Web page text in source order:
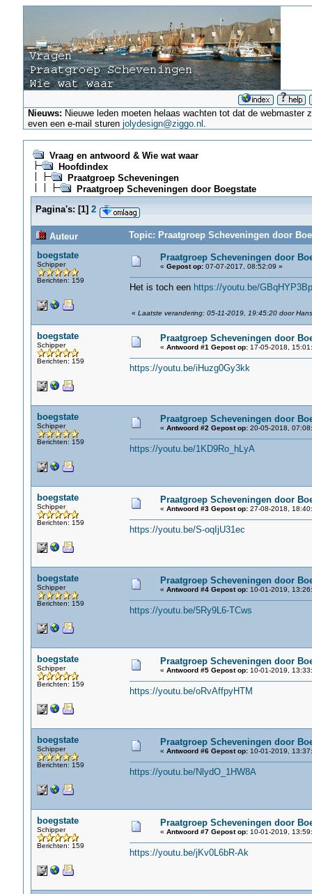
Nieuws: Nieuwe leden moeten helaas wachten tot dat de
even een e-mail sturenjolydesign@ziggo.nl .
Vraag en antwoord & Wie wat waar
Hoofdindex
Praatgroep Scheveningen
Praatgroep Scheveningen door Boegstate
Pagina's: [1] 2
Auteur
Topic: Praatgroep Scheveningen door
boegstate
Schipper
Berichten: 159
Praatgroep Scheveningen door
« Gepost op:07-07-2017, 08:52:09 »
Het is toch een https://youtu.be/
« Laatste verandering: 05-11-2019, 19:45:20 door Hans
boegstate
Schipper
Berichten: 159
Praatgroep Scheveningen door
« Antwoord #1 Gepost op:17-05-2018,
https://youtu.be/iHuzg0Gy3kk
boegstate
Schipper
Berichten: 159
Praatgroep Scheveningen door
« Antwoord #2 Gepost op:20-05-2018,
https://youtu.be/1KD9Ro_hLyA
boegstate
Schipper
Berichten: 159
Praatgroep Scheveningen door
« Antwoord #3 Gepost op:27-08-2018,
https://youtu.be/S-oqIjU31ec
boegstate
Schipper
Berichten: 159
Praatgroep Scheveningen door
« Antwoord #4 Gepost op:10-01-2019,
https://youtu.be/5Ry9L6-TCws
boegstate
Schipper
Berichten: 159
Praatgroep Scheveningen door
« Antwoord #5 Gepost op:10-01-2019,
https://youtu.be/oRvAffpyHTM
boegstate
Schipper
Berichten: 159
Praatgroep Scheveningen door
« Antwoord #6 Gepost op:10-01-2019,
https://youtu.be/NlydO_1HW8A
boegstate
Schipper
Berichten: 159
Praatgroep Scheveningen door
« Antwoord #7 Gepost op:10-01-2019,
https://youtu.be/jKv0L6bR-Ak